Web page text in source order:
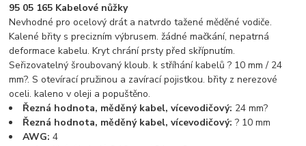
95 05 165 Kabelové nůžky
Nevhodné pro ocelový drát a natvrdo tažené měděné vodiče.
Kalené břity s precizním výbrusem. žádné mačkání, nepatrná
deformace kabelu. Kryt chrání prsty před skřípnutím.
Seřizovatelný šroubovaný kloub. k stříhání kabelů ? 10 mm / 24
mm?. S otevírací pružinou a zavírací pojistkou. břity z nerezové
oceli. kaleno v oleji a popuštěno.
Řezná hodnota, měděný kabel, vícevodičový: 24 mm?
Řezná hodnota, měděný kabel, vícevodičový:? 10 mm
AWG:4